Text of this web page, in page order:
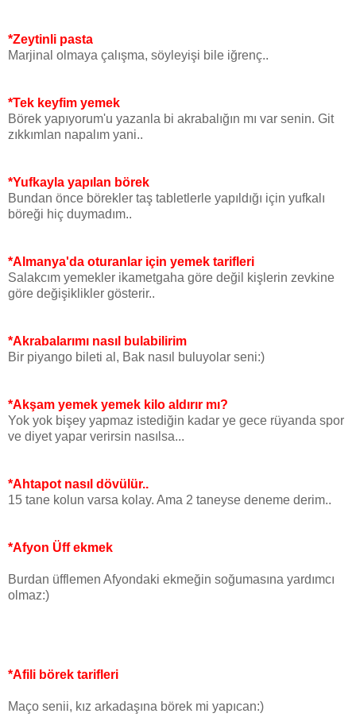
*Zeytinli pasta
Marjinal olmaya çalışma, söyleyişi bile iğrenç..
*Tek keyfim yemek
Börek yapıyorum'u yazanla bi akrabalığın mı var senin. Git
zıkkımlan napalım yani..
*Yufkayla yapılan börek
Bundan önce börekler taş tabletlerle yapıldığı için yufkalı
böreği hiç duymadım..
*Almanya'da oturanlar için yemek tarifleri
Salakcım yemekler ikametgaha göre değil kişlerin zevkine
göre değişiklikler gösterir..
*Akrabalarımı nasıl bulabilirim
Bir piyango bileti al, Bak nasıl buluyolar seni:)
*Akşam yemek yemek kilo aldırır mı?
Yok yok bişey yapmaz istediğin kadar ye gece rüyanda spor
ve diyet yapar verirsin nasılsa...
*Ahtapot nasıl dövülür..
15 tane kolun varsa kolay. Ama 2 taneyse deneme derim..
*Afyon Üff ekmek
Burdan üfflemen Afyondaki ekmeğin soğumasına yardımcı
olmaz:)
*Afili börek tarifleri
Maço senii, kız arkadaşına börek mi yapıcan:)